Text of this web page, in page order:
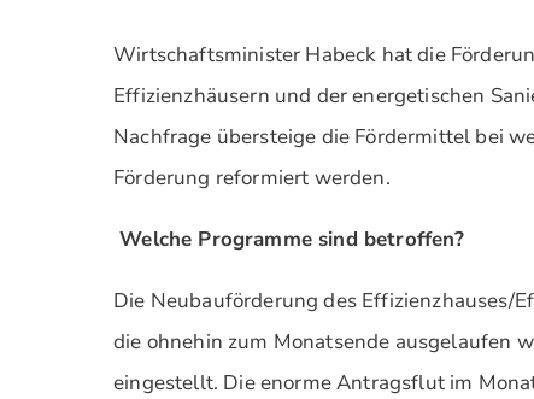
Wirtschaftsminister Habeck hat die
Effizienzhäusern und der energetischen
Nachfrage übersteige die Fördermittel bei
Förderung reformiert werden.
Welche Programme sind betroffen?
Die Neubauförderung des Effizienzhauses/
die ohnehin zum Monatsende ausgelaufen
eingestellt. Die enorme Antragsflut im